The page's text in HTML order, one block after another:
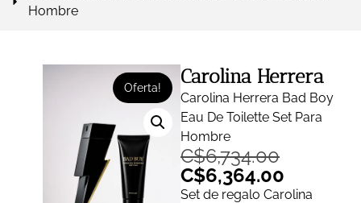
Hombre
Oferta! Carolina Herrera
Carolina Herrera Bad Boy
Eau De Toilette Set Para
Hombre
C$6,734.00
C$6,364.00
Set de regalo Carolina